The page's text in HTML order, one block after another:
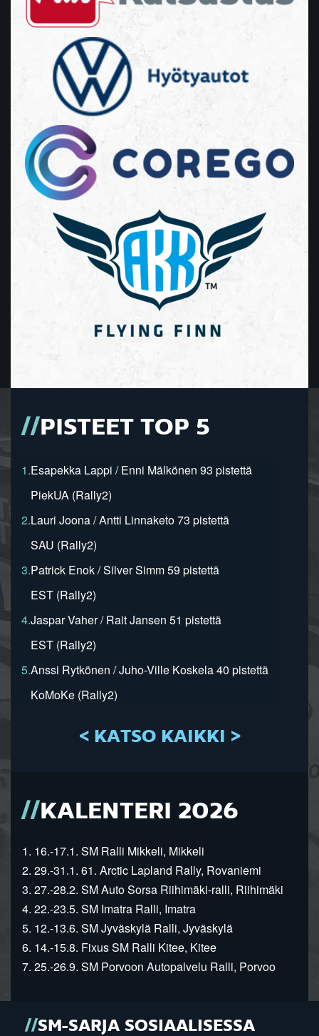
PISTEET TOP 5
1.Esapekka Lappi / Enni Mälkönen 93 pistettä
PiekUA (Rally2)
2.Lauri Joona / Antti Linnaketo 73 pistettä
SAU (Rally2)
3.Patrick Enok / Silver Simm 59 pistettä
EST (Rally2)
4.Jaspar Vaher / Rait Jansen 51 pistettä
EST (Rally2)
5.Anssi Rytkönen / Juho-Ville Koskela 40 pistettä
KoMoKe (Rally2)
< KATSO KAIKKI >
KALENTERI 2026
1. 16.-17.1. SM Ralli Mikkeli, Mikkeli
2. 29.-31.1. 61. Arctic Lapland Rally, Rovaniemi
3. 27.-28.2. SM Auto Sorsa Riihimäki-ralli, Riihimäki
4. 22.-23.5. SM Imatra Ralli, Imatra
5. 12.-13.6. SM Jyväskylä Ralli, Jyväskylä
6. 14.-15.8. Fixus SM Ralli Kitee, Kitee
7. 25.-26.9. SM Porvoon Autopalvelu Ralli, Porvoo
SM-SARJA SOSIAALISESSA